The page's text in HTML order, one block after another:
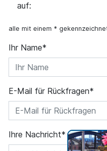
auf:
alle mit einem *
Ihr Name*
E-Mail für Rückfragen*
Ihre Nachricht*